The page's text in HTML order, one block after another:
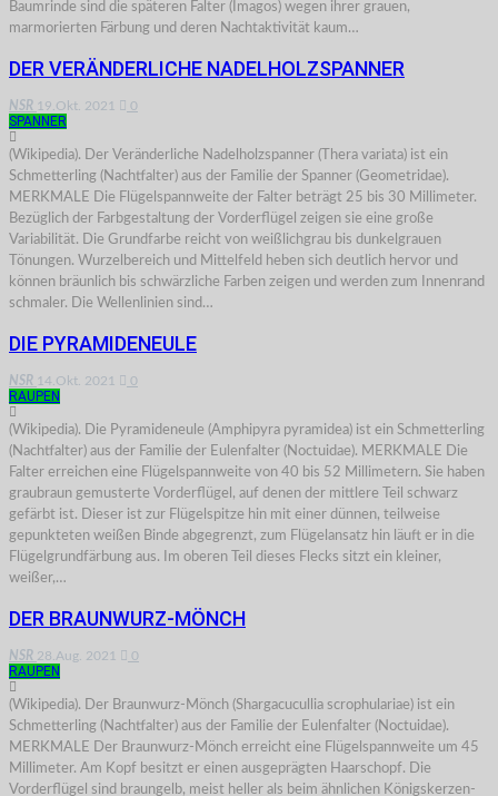
Baumrinde sind die späteren Falter (Imagos) wegen ihrer grauen,
marmorierten Färbung und deren Nachtaktivität kaum…
DER VERÄNDERLICHE NADELHOLZSPANNER
NSR 19.Okt. 2021 0
SPANNER
(Wikipedia). Der Veränderliche Nadelholzspanner (Thera variata) ist ein
Schmetterling (Nachtfalter) aus der Familie der Spanner (Geometridae).
MERKMALE Die Flügelspannweite der Falter beträgt 25 bis 30 Millimeter.
Bezüglich der Farbgestaltung der Vorderflügel zeigen sie eine große
Variabilität. Die Grundfarbe reicht von weißlichgrau bis dunkelgrauen
Tönungen. Wurzelbereich und Mittelfeld heben sich deutlich hervor und
können bräunlich bis schwärzliche Farben zeigen und werden zum Innenrand
schmaler. Die Wellenlinien sind…
DIE PYRAMIDENEULE
NSR 14.Okt. 2021 0
RAUPEN
(Wikipedia). Die Pyramideneule (Amphipyra pyramidea) ist ein Schmetterling
(Nachtfalter) aus der Familie der Eulenfalter (Noctuidae). MERKMALE Die
Falter erreichen eine Flügelspannweite von 40 bis 52 Millimetern. Sie haben
graubraun gemusterte Vorderflügel, auf denen der mittlere Teil schwarz
gefärbt ist. Dieser ist zur Flügelspitze hin mit einer dünnen, teilweise
gepunkteten weißen Binde abgegrenzt, zum Flügelansatz hin läuft er in die
Flügelgrundfärbung aus. Im oberen Teil dieses Flecks sitzt ein kleiner,
weißer,…
DER BRAUNWURZ-MÖNCH
NSR 28.Aug. 2021 0
RAUPEN
(Wikipedia). Der Braunwurz-Mönch (Shargacucullia scrophulariae) ist ein
Schmetterling (Nachtfalter) aus der Familie der Eulenfalter (Noctuidae).
MERKMALE Der Braunwurz-Mönch erreicht eine Flügelspannweite um 45
Millimeter. Am Kopf besitzt er einen ausgeprägten Haarschopf. Die
Vorderflügel sind braungelb, meist heller als beim ähnlichen Königskerzen-